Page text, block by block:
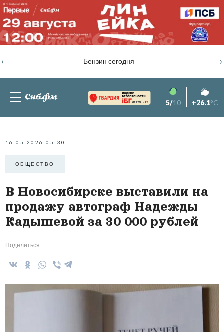
Бензин сегодня
‹ ›
82.76% -1.2 5/10 +26.1°C
16.05.2026 05:30
ОБЩЕСТВО
В Новосибирске выставили на
продажу автограф Надежды
Кадышевой за 30 000 рублей
Поделиться